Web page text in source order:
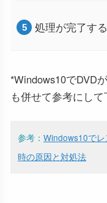
処理が完了す
*Windows10でDVD
も併せて参考にして
参考： Windows10で
時の原因と対処法